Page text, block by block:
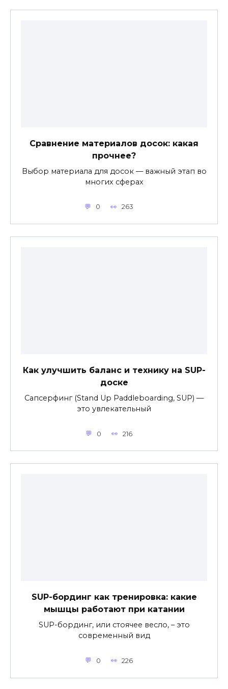
Сравнение материалов досок: какая
прочнее?
Выбор материала для досок — важный этап во
многих сферах
0 263
Как улучшить баланс и технику на SUP-
доске
Сапсерфинг (Stand Up Paddleboarding, SUP) —
это увлекательный
0 216
SUP-бординг как тренировка: какие
мышцы работают при катании
SUP-бординг, или стоячее весло, – это
современный вид
0 226